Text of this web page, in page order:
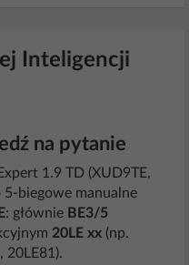
Inteligencji
na pytanie
1.9 TD (XUD9TE,
biegowe manualne
: głównie BE3/5
20LE xx (np.
20LE81).